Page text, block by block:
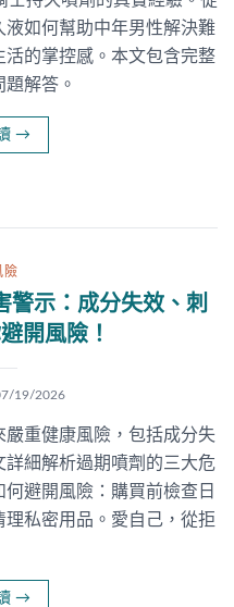
如何幫助中年男性解決難
的掌控感。本文包含完整
解答。
→
險
警示：成分失效、刺
開風險！
19/2026
重健康風險，包括成分失
細解析過期噴劑的三大危
避開風險：購買前檢查日
私密用品。愛自己，從拒
→